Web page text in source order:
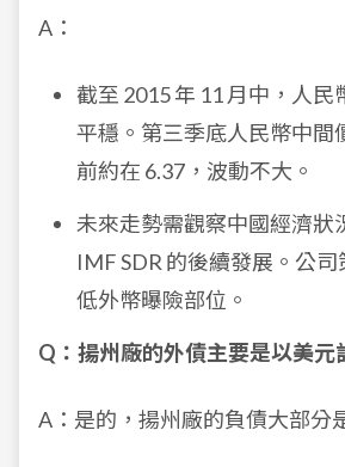
A：
截至 2015 年 11 月中，人
平穩。第三季底人民幣中間
前約在 6.37，波動不大。
未來走勢需觀察中國經濟狀
IMF SDR 的後續發展。公
低外幣曝險部位。
Q：揚州廠的外債主要是以美元
A：是的，揚州廠的負債大部分